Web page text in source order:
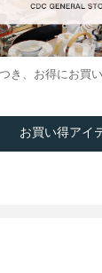
き、お得にお買
お買い得アイ